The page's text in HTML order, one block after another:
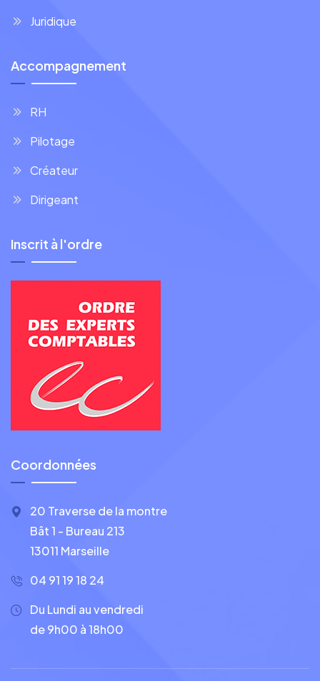
Juridique
Accompagnement
RH
Pilotage
Créateur
Dirigeant
Inscrit à l'ordre
Coordonnées
20 Traverse de la montre
Bât 1 - Bureau 213
13011 Marseille
04 91 19 18 24
Du Lundi au vendredi
de 9h00 à 18h00